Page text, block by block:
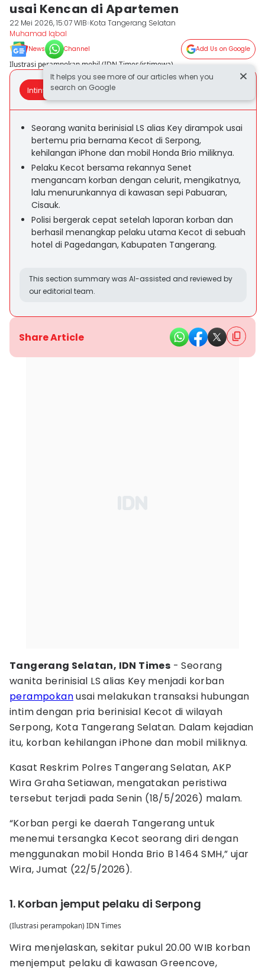
usai Kencan di Apartemen
22 Mei 2026, 15:07 WIB Kota Tangerang Selatan
Muhamad Iqbal
News Channel Add Us on Google
It helps you see more of our articles when you
search on Google
Ilustrasi perampokan mobil (IDN Times/istimewa)
Intinya Sih
Seorang wanita berinisial LS alias Key dirampok usai
bertemu pria bernama Kecot di Serpong,
kehilangan iPhone dan mobil Honda Brio miliknya.
Pelaku Kecot bersama rekannya Senet
mengancam korban dengan celurit, mengikatnya,
lalu menurunkannya di kawasan sepi Pabuaran,
Cisauk.
Polisi bergerak cepat setelah laporan korban dan
berhasil menangkap pelaku utama Kecot di sebuah
hotel di Pagedangan, Kabupaten Tangerang.
This section summary was AI-assisted and reviewed by
our editorial team.
Share Article
Tangerang Selatan, IDN Times - Seorang
wanita berinisial LS alias Key menjadi korban
perampokanusai melakukan transaksi hubungan
intim dengan pria berinisial Kecot di wilayah
Serpong, Kota Tangerang Selatan. Dalam kejadian
itu, korban kehilangan iPhone dan mobil miliknya.
Kasat Reskrim Polres Tangerang Selatan, AKP
Wira Graha Setiawan, mengatakan peristiwa
tersebut terjadi pada Senin (18/5/2026) malam.
“Korban pergi ke daerah Tangerang untuk
menemui tersangka Kecot seorang diri dengan
menggunakan mobil Honda Brio B 1464 SMH,” ujar
Wira, Jumat (22/5/2026).
1. Korban jemput pelaku di Serpong
(Ilustrasi perampokan) IDN Times
Wira menjelaskan, sekitar pukul 20.00 WIB korban
menjemput pelaku di kawasan Greencove,